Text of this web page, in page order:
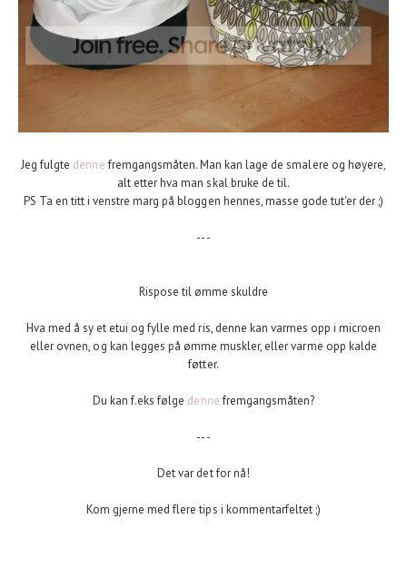
Jeg fulgte dennefremgangsmåten. Man kan lage de smalere og høyere,
alt etter hva man skal bruke de til.
PS Ta en titt i venstre marg på bloggen hennes, masse gode tut'er der ;)
---
Rispose til ømme skuldre
Hva med å sy et etui og fylle med ris, denne kan varmes opp i microen
eller ovnen, og kan legges på ømme muskler, eller varme opp kalde
føtter.
Du kan f.eks følge dennefremgangsmåten?
---
Det var det for nå!
Kom gjerne med flere tips i kommentarfeltet ;)